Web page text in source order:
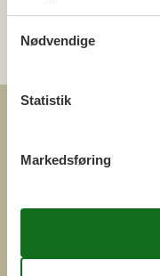
Kategori
Nødvendige
Statistik
Markedsføring